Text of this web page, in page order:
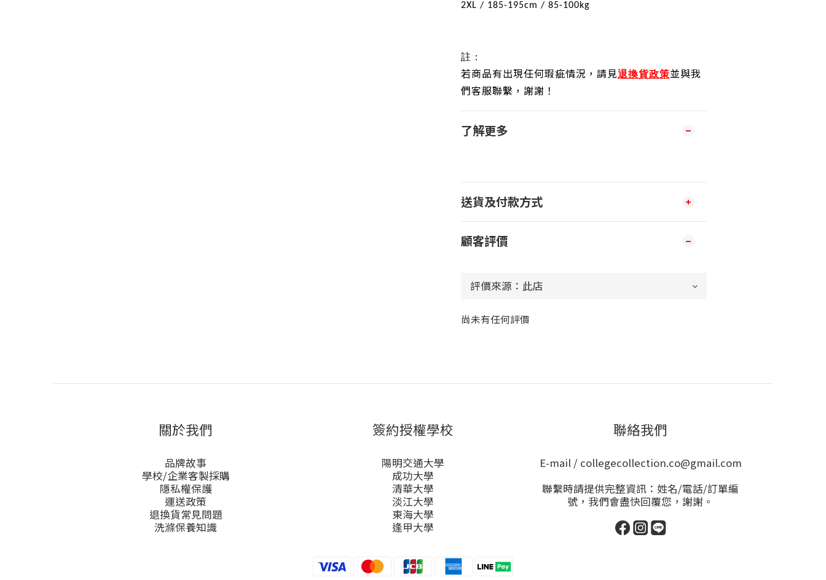
2XL / 185-195cm / 85-100kg
註：
若商品有出現任何瑕疵情況，請見退換貨政策並與我
們客服聯繫，謝謝！
了解更多
送貨及付款方式
顧客評價
尚未有任何評價
關於我們
品牌故事
學校/企業客製採購
隱私權保護
運送政策
退換貨常見問題
洗滌保養知識
簽約授權學校
陽明交通大學
成功大學
清華大學
淡江大學
東海大學
逢甲大學
聯絡我們
E-mail / collegecollection.co@gmail.com
聯繫時請提供完整資訊：姓名/電話/訂單編
號，我們會盡快回覆您，謝謝。